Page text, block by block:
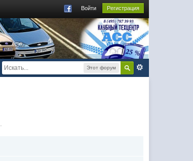
Войти Регистрация
Этот форум